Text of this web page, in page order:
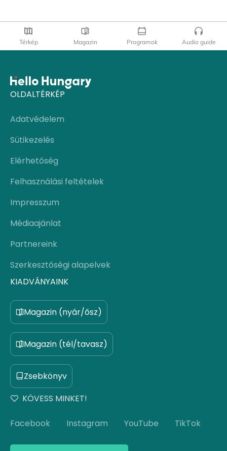
Térkép Magazin Programok Audio guide
OLDALTÉRKÉP
Adatvédelem
Sütikezelés
Elérhetőség
Felhasználási feltételek
Impresszum
Médiaajánlat
Partnereink
Szerkesztőségi alapelvek
KIADVÁNYAINK
Magazin (nyár/ősz)
Magazin (tél/tavasz)
Zsebkönyv
KÖVESS MINKET!
Facebook Instagram YouTube TikTok